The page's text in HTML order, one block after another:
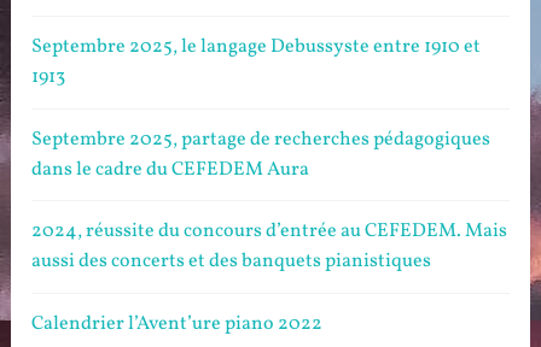
Septembre 2025, le langage Debussyste entre 1910 et
1913
Septembre 2025, partage de recherches pédagogiques
dans le cadre du CEFEDEM Aura
2024, réussite du concours d’entrée au CEFEDEM. Mais
aussi des concerts et des banquets pianistiques
Calendrier l’Avent’ure piano 2022